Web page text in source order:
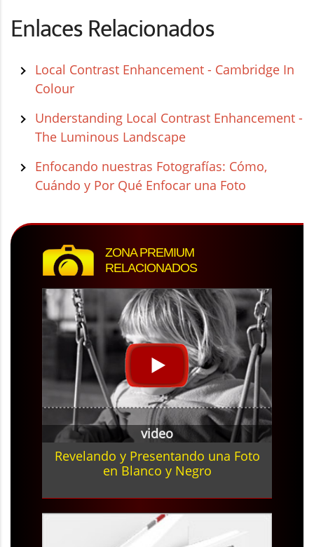
Enlaces Relacionados
Local Contrast Enhancement - Cambridge In
Colour
Understanding Local Contrast Enhancement -
The Luminous Landscape
Enfocando nuestras Fotografías: Cómo,
Cuándo y Por Qué Enfocar una Foto
ZONA PREMIUM
RELACIONADOS
video
Revelando y Presentando una Foto
en Blanco y Negro